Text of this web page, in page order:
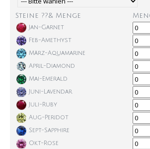
Steine ??& Menge
Jan-Garnet
Feb-Amethyst
März-Aquamarine
April-Diamond
Mai-Emerald
Juni-Lavendar
Juli-Ruby
Aug-Peridot
Sept-Sapphire
Okt-Rose